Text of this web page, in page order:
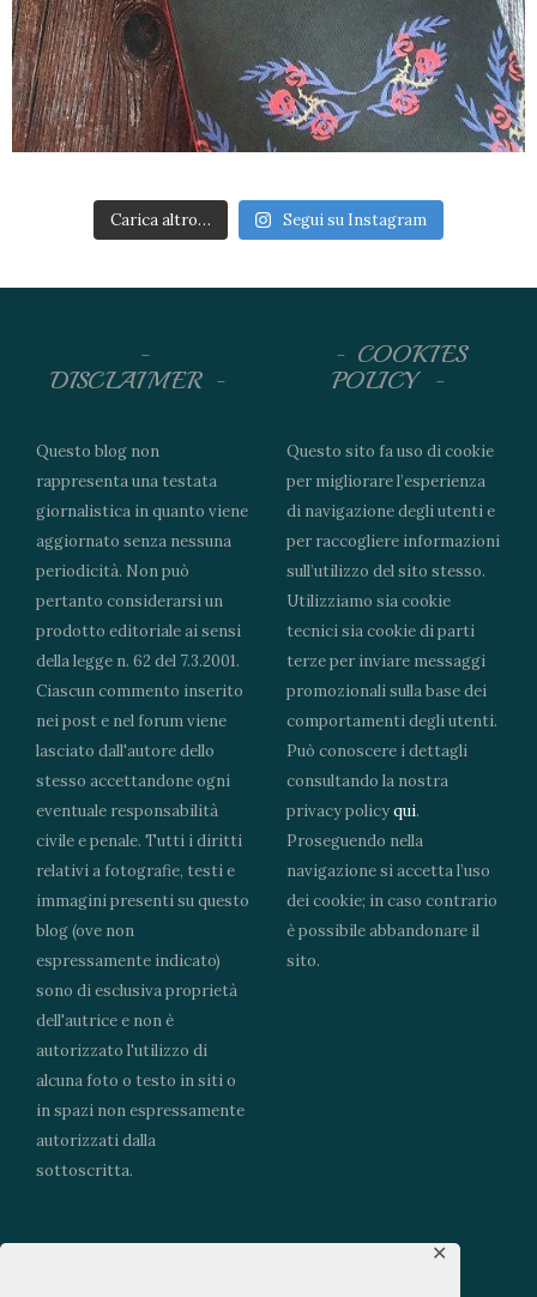
✕
Carica altro… Segui su Instagram
DISCLAIMER
Questo blog non
rappresenta una testata
giornalistica in quanto viene
aggiornato senza nessuna
periodicità. Non può
pertanto considerarsi un
prodotto editoriale ai sensi
della legge n. 62 del 7.3.2001.
Ciascun commento inserito
nei post e nel forum viene
lasciato dall'autore dello
stesso accettandone ogni
eventuale responsabilità
civile e penale. Tutti i diritti
relativi a fotografie, testi e
immagini presenti su questo
blog (ove non
espressamente indicato)
sono di esclusiva proprietà
dell'autrice e non è
autorizzato l'utilizzo di
alcuna foto o testo in siti o
in spazi non espressamente
autorizzati dalla
sottoscritta.
COOKIES
POLICY
Questo sito fa uso di cookie
per migliorare l’esperienza
di navigazione degli utenti e
per raccogliere informazioni
sull’utilizzo del sito stesso.
Utilizziamo sia cookie
tecnici sia cookie di parti
terze per inviare messaggi
promozionali sulla base dei
comportamenti degli utenti.
Può conoscere i dettagli
consultando la nostra
privacy policyqui.
Proseguendo nella
navigazione si accetta l’uso
dei cookie; in caso contrario
è possibile abbandonare il
sito.